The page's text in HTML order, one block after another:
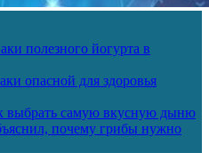
полезного йогурта в
опасной для здоровья
выбрать самую вкусную дыню
почему грибы нужно